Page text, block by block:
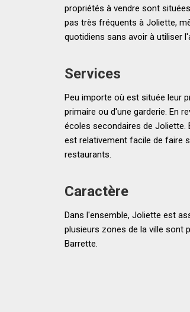
propriétés à vendre sont
pas très fréquents à Joliette,
quotidiens sans avoir à utiliser
Services
Peu importe où est située leur
primaire ou d'une garderie. En
écoles secondaires de Joliette.
est relativement facile de faire
restaurants.
Caractère
Dans l'ensemble, Joliette est
plusieurs zones de la ville sont
Barrette.